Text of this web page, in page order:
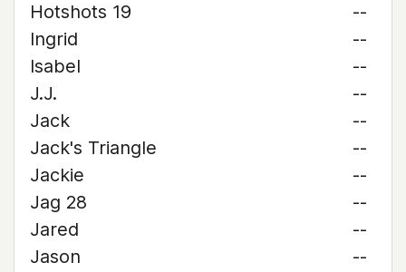
Hotshots 19
--
Ingrid
--
Isabel
--
J.J.
--
Jack
--
Jack's Triangle
--
Jackie
--
Jag 28
--
Jared
--
Jason
--